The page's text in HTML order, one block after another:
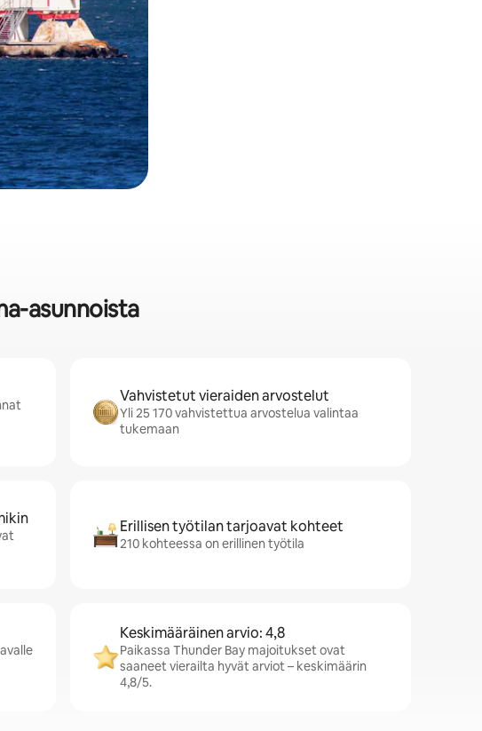
asunnoista
Vahvistetut vieraiden arvostelut
Yli 25 170 vahvistettua arvostelua valintaa
tukemaan
Erillisen työtilan tarjoavat kohteet
210 kohteessa on erillinen työtila
Keskimääräinen arvio: 4,8
Paikassa Thunder Bay majoitukset ovat
saaneet vierailta hyvät arviot – keskimäärin
4,8/5.